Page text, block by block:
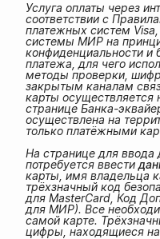
Услуга оплаты через
соответствии с
платежных систем
системы МИР на
конфиденциальности и
платежа, для чего
методы проверки,
закрытым каналам
карты
странице Банка-
осуществлена на
только платёжными
На странице для ввода
потребуется ввести
карты, имя владельца
трёхзначный код
для MasterCard, Код
для МИР). Все
самой карте.
цифры, находящиеся